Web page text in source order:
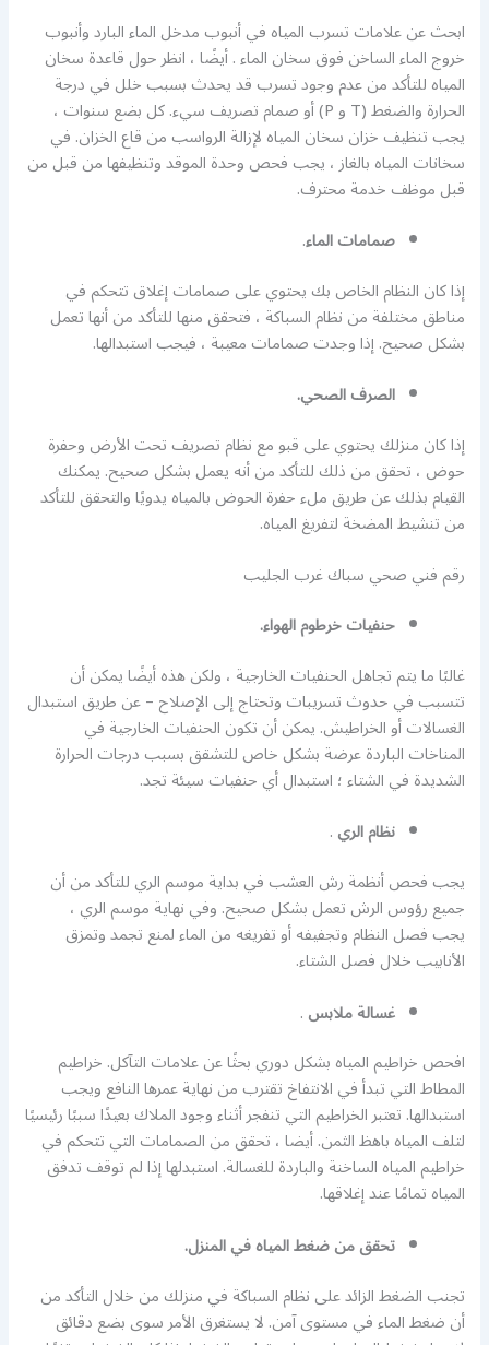
ابحث عن علامات تسرب المياه في أنبوب مدخل الماء البارد وأنبوب
خروج الماء الساخن فوق سخان الماء . أيضًا ، انظر حول قاعدة سخان
المياه للتأكد من عدم وجود تسرب قد يحدث بسبب خلل في درجة
الحرارة والضغط (T و P) أو صمام تصريف سيء. كل بضع سنوات ،
يجب تنظيف خزان سخان المياه لإزالة الرواسب من قاع الخزان. في
سخانات المياه بالغاز ، يجب فحص وحدة الموقد وتنظيفها من قبل من
قبل موظف خدمة محترف.
صمامات الماء.
إذا كان النظام الخاص بك يحتوي على صمامات إغلاق تتحكم في
مناطق مختلفة من نظام السباكة ، فتحقق منها للتأكد من أنها تعمل
بشكل صحيح. إذا وجدت صمامات معيبة ، فيجب استبدالها.
الصرف الصحي.
إذا كان منزلك يحتوي على قبو مع نظام تصريف تحت الأرض وحفرة
حوض ، تحقق من ذلك للتأكد من أنه يعمل بشكل صحيح. يمكنك
القيام بذلك عن طريق ملء حفرة الحوض بالمياه يدويًا والتحقق للتأكد
من تنشيط المضخة لتفريغ المياه.
رقم فني صحي سباك غرب الجليب
حنفيات خرطوم الهواء.
غالبًا ما يتم تجاهل الحنفيات الخارجية ، ولكن هذه أيضًا يمكن أن
تتسبب في حدوث تسريبات وتحتاج إلى الإصلاح – عن طريق استبدال
الغسالات أو الخراطيش. يمكن أن تكون الحنفيات الخارجية في
المناخات الباردة عرضة بشكل خاص للتشقق بسبب درجات الحرارة
الشديدة في الشتاء ؛ استبدال أي حنفيات سيئة تجد.
نظام الري.
يجب فحص أنظمة رش العشب في بداية موسم الري للتأكد من أن
جميع رؤوس الرش تعمل بشكل صحيح. وفي نهاية موسم الري ،
يجب فصل النظام وتجفيفه أو تفريغه من الماء لمنع تجمد وتمزق
الأنابيب خلال فصل الشتاء.
غسالة ملابس.
افحص خراطيم المياه بشكل دوري بحثًا عن علامات التآكل. خراطيم
المطاط التي تبدأ في الانتفاخ تقترب من نهاية عمرها النافع ويجب
استبدالها. تعتبر الخراطيم التي تنفجر أثناء وجود الملاك بعيدًا سببًا رئيسيًا
لتلف المياه باهظ الثمن. أيضا ، تحقق من الصمامات التي تتحكم في
خراطيم المياه الساخنة والباردة للغسالة. استبدلها إذا لم توقف تدفق
المياه تمامًا عند إغلاقها.
تحقق من ضغط المياه في المنزل.
تجنب الضغط الزائد على نظام السباكة في منزلك من خلال التأكد من
أن ضغط الماء في مستوى آمن. لا يستغرق الأمر سوى بضع دقائق